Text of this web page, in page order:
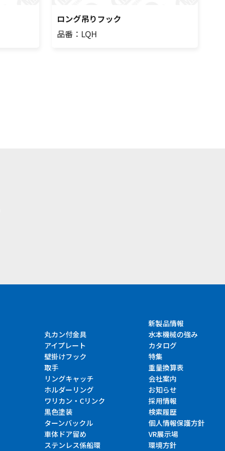
ロング吊りフック
品番：LQH
丸カン付金具
アイプレート
壁掛けフック
取手
リングキャッチ
ホルダーリング
ワリカン・Cリンク
黒色塗装
ターンバックル
車体ドア留め
ステンレス係船環
新製品情報
水本機械の強み
カタログ
特集
重量換算表
会社案内
お知らせ
採用情報
検索履歴
個人情報保護方針
VR展示場
環境方針